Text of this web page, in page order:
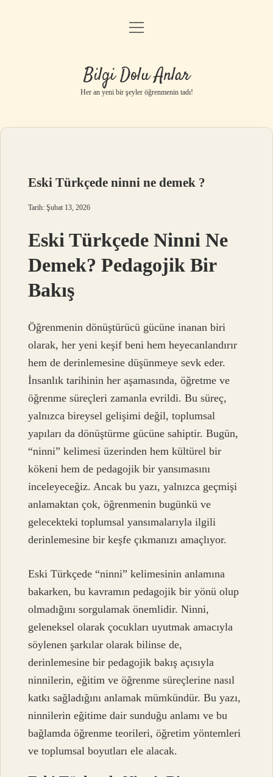
Anasayfa
Yasal Uyarı
menüyü
Bilgi Dolu Anlar
Her an yeni bir şeyler öğrenmenin tadı!
Eski Türkçede ninni ne demek ?
Tarih: Şubat 13, 2026
Eski Türkçede Ninni Ne
Demek? Pedagojik Bir
Bakış
Öğrenmenin dönüştürücü gücüne inanan biri
olarak, her yeni keşif beni hem heyecanlandırır
hem de derinlemesine düşünmeye sevk eder.
İnsanlık tarihinin her aşamasında, öğretme ve
öğrenme süreçleri zamanla evrildi. Bu süreç,
yalnızca bireysel gelişimi değil, toplumsal
yapıları da dönüştürme gücüne sahiptir. Bugün,
“ninni” kelimesi üzerinden hem kültürel bir
kökeni hem de pedagojik bir yansımasını
inceleyeceğiz. Ancak bu yazı, yalnızca geçmişi
anlamaktan çok, öğrenmenin bugünkü ve
gelecekteki toplumsal yansımalarıyla ilgili
derinlemesine bir keşfe çıkmanızı amaçlıyor.
Eski Türkçede “ninni” kelimesinin anlamına
bakarken, bu kavramın pedagojik bir yönü olup
olmadığını sorgulamak önemlidir. Ninni,
geleneksel olarak çocukları uyutmak amacıyla
söylenen şarkılar olarak bilinse de,
derinlemesine bir pedagojik bakış açısıyla
ninnilerin, eğitim ve öğrenme süreçlerine nasıl
katkı sağladığını anlamak mümkündür. Bu yazı,
ninnilerin eğitime dair sunduğu anlamı ve bu
bağlamda öğrenme teorileri, öğretim yöntemleri
ve toplumsal boyutları ele alacak.